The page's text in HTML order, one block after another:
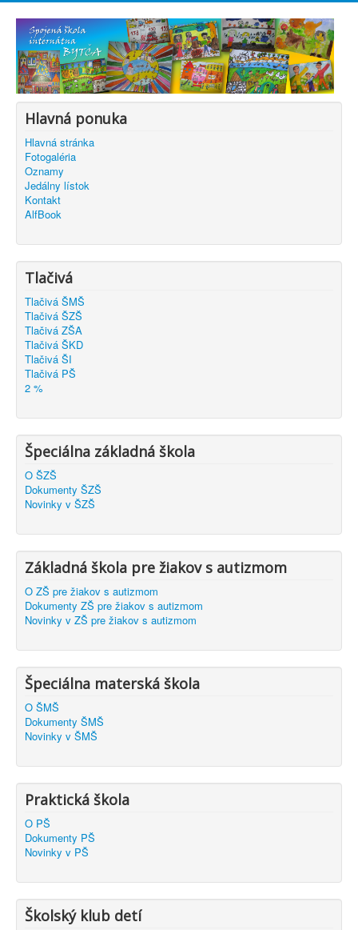
Hlavná ponuka
Hlavná stránka
Fotogaléria
Oznamy
Jedálny lístok
Kontakt
AlfBook
Tlačivá
Tlačivá ŠMŠ
Tlačivá ŠZŠ
Tlačivá ZŠA
Tlačivá ŠKD
Tlačivá ŠI
Tlačivá PŠ
2 %
Špeciálna základná škola
O ŠZŠ
Dokumenty ŠZŠ
Novinky v ŠZŠ
Základná škola pre žiakov s autizmom
O ZŠ pre žiakov s autizmom
Dokumenty ZŠ pre žiakov s autizmom
Novinky v ZŠ pre žiakov s autizmom
Špeciálna materská škola
O ŠMŠ
Dokumenty ŠMŠ
Novinky v ŠMŠ
Praktická škola
O PŠ
Dokumenty PŠ
Novinky v PŠ
Školský klub detí